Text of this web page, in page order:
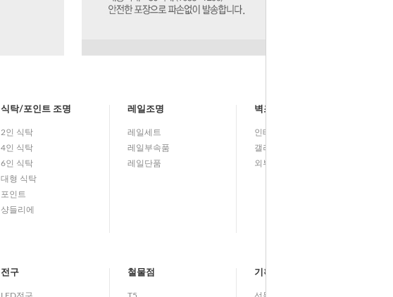
식탁/포인트 조명
2인 식탁
4인 식탁
6인 식탁
대형 식탁
포인트
샹들리에
레일조명
레일세트
레일부속품
레일단품
벽조명
인테리어
갤러리벽등(그림벽등)
외부등/실외등
전구 철물점 기획전